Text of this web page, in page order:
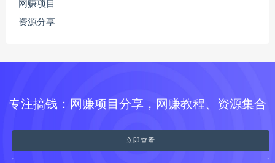
网赚项目
资源分享
专注搞钱：网赚项目分享，网赚教程、资源集合
立即查看